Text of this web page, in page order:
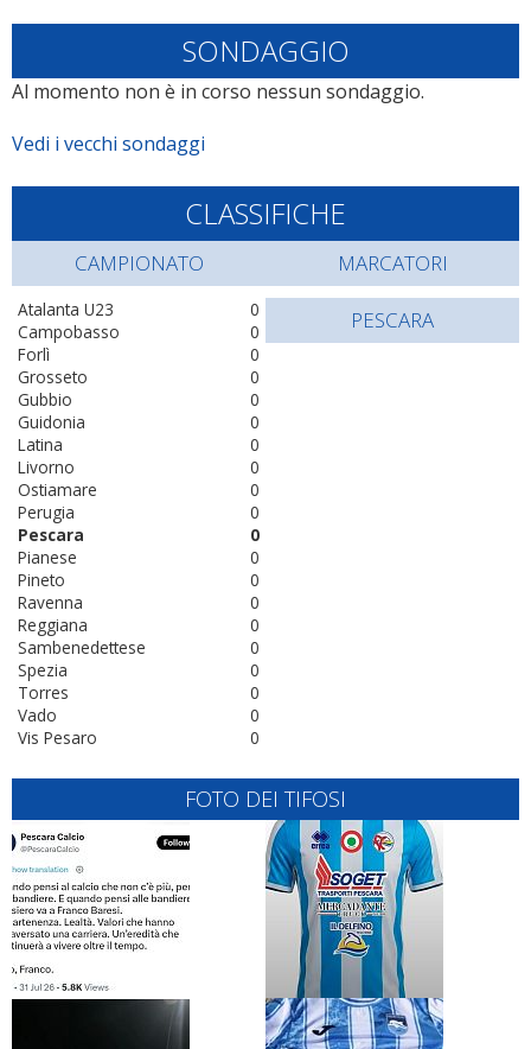
SONDAGGIO
Al momento non è in corso nessun sondaggio.
Vedi i vecchi sondaggi
CLASSIFICHE
CAMPIONATO
0
Atalanta U23
0
Campobasso
0
Forlì
0
Grosseto
0
Gubbio
0
Guidonia
0
Latina
0
Livorno
0
Ostiamare
0
Perugia
0
Pescara
0
Pianese
0
Pineto
0
Ravenna
0
Reggiana
0
Sambenedettese
0
Spezia
0
Torres
0
Vado
0
Vis Pesaro
MARCATORI
PESCARA
FOTO DEI TIFOSI